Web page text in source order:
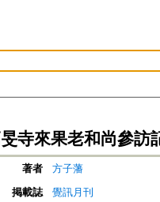
寺來果老和尚參訪
著者
方子藩
掲載誌
覺訊月刊